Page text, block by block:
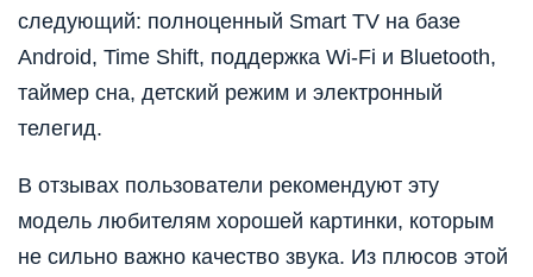
следующий: полноценный Smart TV на базе
Android, Time Shift, поддержка Wi-Fi и Bluetooth,
таймер сна, детский режим и электронный
телегид.
В отзывах пользователи рекомендуют эту
модель любителям хорошей картинки, которым
не сильно важно качество звука. Из плюсов этой